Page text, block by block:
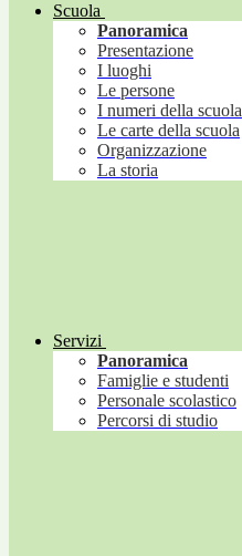
Scuola
Panoramica
Presentazione
I luoghi
Le persone
I numeri della scuola
Le carte della scuola
Organizzazione
La storia
Servizi
Panoramica
Famiglie e studenti
Personale scolastico
Percorsi di studio